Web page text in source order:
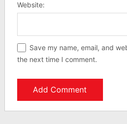
Website:
Save my name, email, and
the next time I comment.